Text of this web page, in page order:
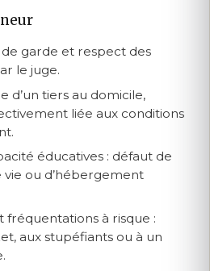
garde et respect des
le juge.
d’un tiers au domicile,
liée aux conditions
éducatives : défaut de
vie ou d’hébergement
à risque :
aux stupéfiants ou à un